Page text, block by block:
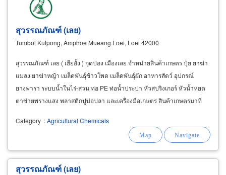
สุวรรณภัณฑ์ (เลย)
Tumbol Kutpong, Amphoe Mueang Loei, Loei 42000
สุวรรณภัณฑ์ เลย ( เฮียอั้ง ) กุดป่อง เมืองเลย จำหน่ายสินค้าเกษตร ปุ๋ย ยาฆ่า
แมลง ยาฆ่าหญ้า เมล็ดพันธุ์ข้าวโพด เมล็ดพันธุ์ผัก อาหารสัตว์ อุปกรณ์
ยางพารา ระบบน้ำในไร่-สวน ท่อ PE ท่อน้ำประปา หัวสปริงเกอร์ หัวน้ำหยด
ตาข่ายพรางแสง พลาสติกปูบ่อปลา และเครื่องมือเกษตร สินค้าเกษตรมาที่
Category :Agricultural Chemicals
สุวรรณภัณฑ์ (เลย)